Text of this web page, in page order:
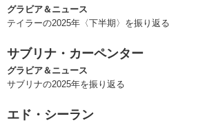
グラビア＆ニュース
テイラーの2025年〈下半期〉を振り返る
サブリナ・カーペンター
グラビア＆ニュース
サブリナの2025年を振り返る
エド・シーラン